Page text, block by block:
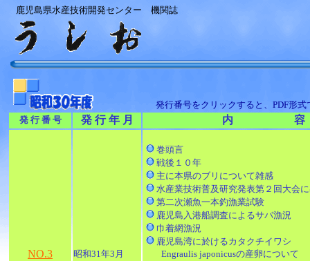
発 行 番 号 発 行 年 月 内 容
NO.3 昭和31年3月
巻頭言
戦後１０年
主に本県のブリについて雑感
水産業技術普及研究発表第２回大会
第二次瀬魚一本釣漁業試験
鹿児島入港船調査によるサバ漁況
巾着網漁況
鹿児島湾に於けるカタクチイワシ
Engraulis japonicusの産卵について
鹿児島県水産技術開発センター 機関誌
発行番号をクリックすると、PDF形